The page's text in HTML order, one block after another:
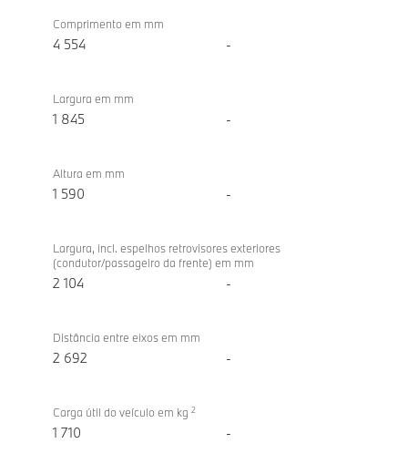
sDrive20d
Comprimento em mm
4 554 -
Largura em mm
1 845 -
Altura em mm
1 590 -
Largura, incl. espelhos retrovisores exteriores
(condutor/passageiro da frente) em mm
2 104 -
Distância entre eixos em mm
2 692 -
Carga útil do veículo em kg 2
1 710 -